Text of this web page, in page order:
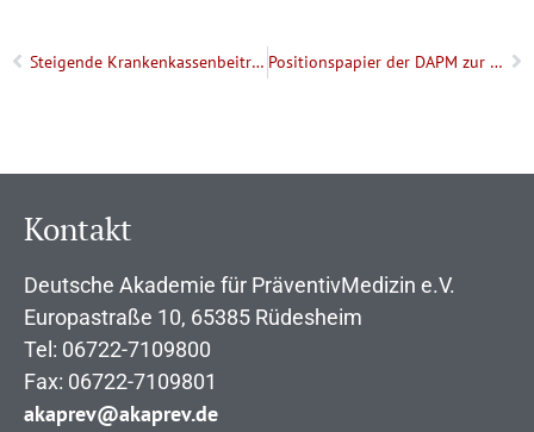
Steigende Krankenkassenbeiträge wegen fehlender Prävention! Presse-Info der DAPM Positionspapier der DAPM zur deutschen Gesundheitspolitik
Kontakt
Deutsche Akademie für PräventivMedizin e.V.
Europastraße 10, 65385 Rüdesheim
Tel: 06722-7109800
Fax: 06722-7109801
akaprev@akaprev.de